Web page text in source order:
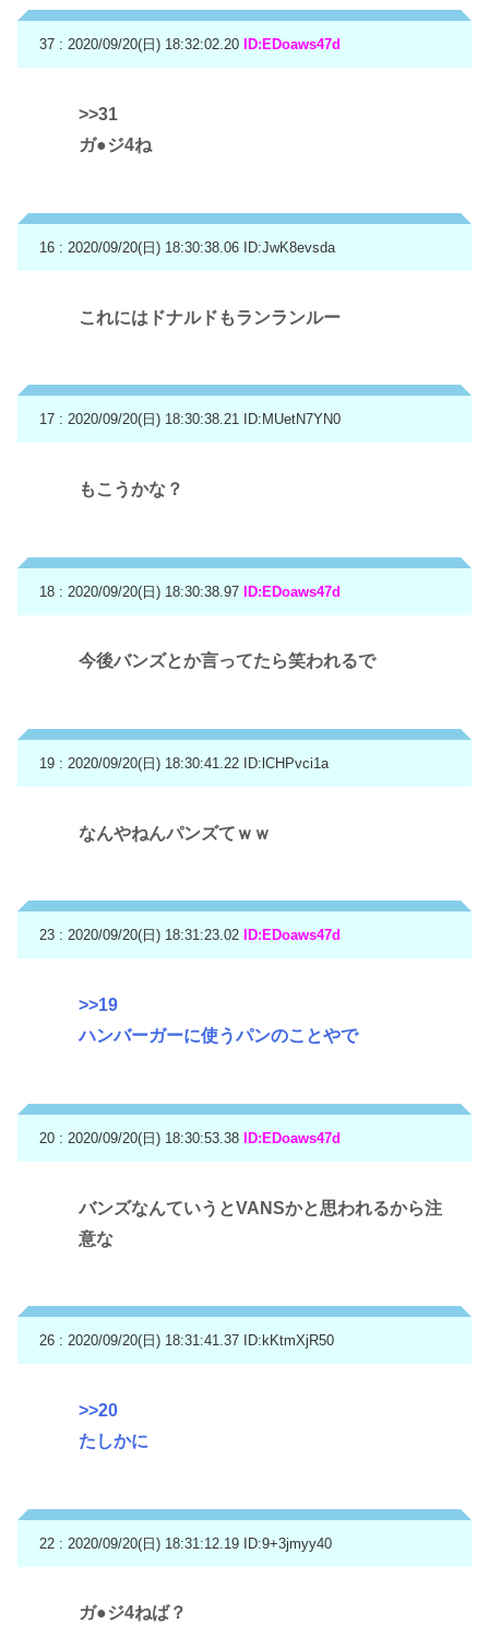
37 : 2020/09/20(日) 18:32:02.20 ID:EDoaws47d
>>31
ガ●ジ4ね
16 : 2020/09/20(日) 18:30:38.06 ID:JwK8evsda
これにはドナルドもランランルー
17 : 2020/09/20(日) 18:30:38.21 ID:MUetN7YN0
もこうかな？
18 : 2020/09/20(日) 18:30:38.97 ID:EDoaws47d
今後バンズとか言ってたら笑われるで
19 : 2020/09/20(日) 18:30:41.22 ID:lCHPvci1a
なんやねんパンズてｗｗ
23 : 2020/09/20(日) 18:31:23.02 ID:EDoaws47d
>>19
ハンバーガーに使うパンのことやで
20 : 2020/09/20(日) 18:30:53.38 ID:EDoaws47d
バンズなんていうとVANSかと思われるから注
意な
26 : 2020/09/20(日) 18:31:41.37 ID:kKtmXjR50
>>20
たしかに
22 : 2020/09/20(日) 18:31:12.19 ID:9+3jmyy40
ガ●ジ4ねば？